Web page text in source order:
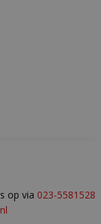
op via 023-5581528